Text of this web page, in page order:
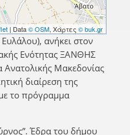
| Data© OSM, Χάρτες © buk.gr
ανήκει στον
Ενότητας ΞΑΝΘΗΣ
Ανατολικής Μακεδονίας
διαίρεση της
το πρόγραμμα
Έδρα του δήμου